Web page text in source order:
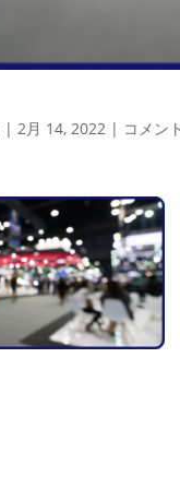
| 2月 14, 2022 | コメン